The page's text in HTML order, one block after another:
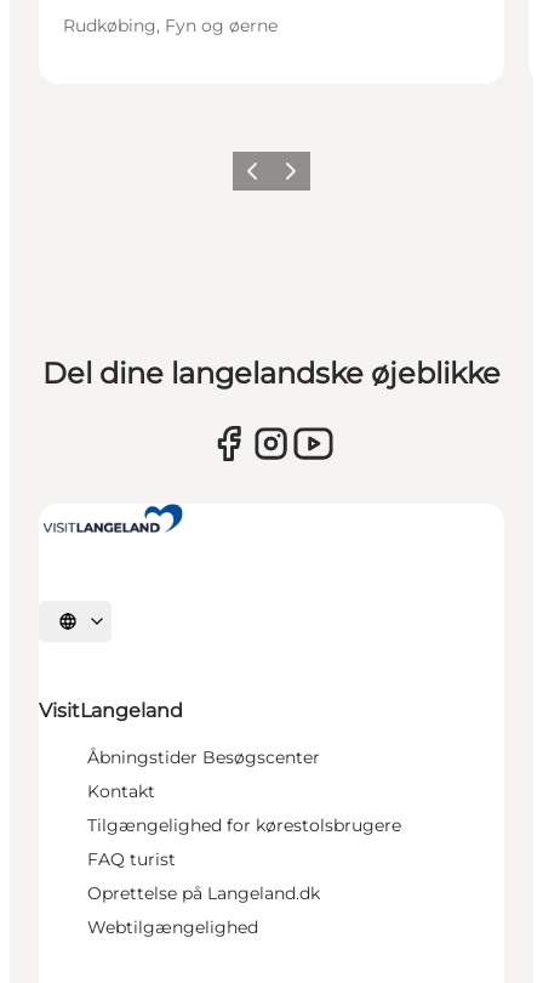
Rudkøbing, Fyn og øerne
ForrigeNæste
Del dine langelandske øjeblikke
Vælg sprog
VisitLangeland
Åbningstider Besøgscenter
Kontakt
Tilgængelighed for kørestolsbrugere
FAQ turist
Oprettelse på Langeland.dk
Webtilgængelighed